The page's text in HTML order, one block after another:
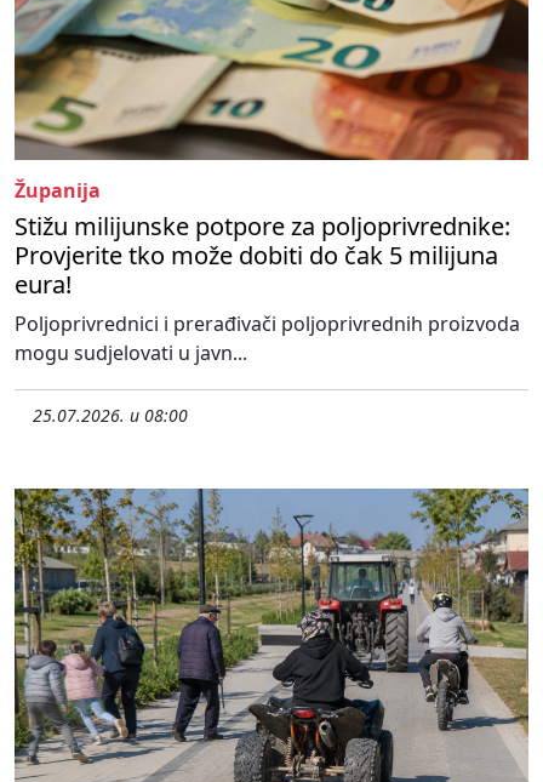
Županija
Stižu milijunske potpore za poljoprivrednike:
Provjerite tko može dobiti do čak 5 milijuna
eura!
Poljoprivrednici i prerađivači poljoprivrednih proizvoda
mogu sudjelovati u javn...
25.07.2026. u 08:00